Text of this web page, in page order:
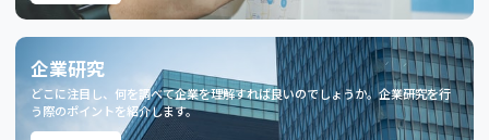
企業研究
どこに注目し、何を調べて企業を理解すれば良いのでしょうか。企業研究を行
う際のポイントを紹介します。